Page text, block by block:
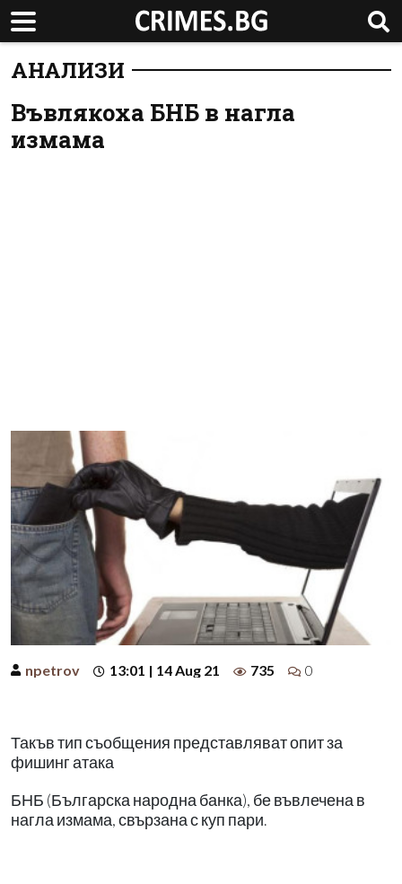
АНАЛИЗИ
Въвлякоха БНБ в нагла
измама
npetrov 13:01 | 14 Aug 21 735 0
Такъв тип съобщения представляват опит за
фишинг атака
БНБ (Българска народна банка), бе въвлечена в
нагла измама, свързана с куп пари.